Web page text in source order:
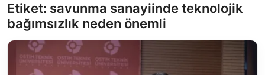
Siyasi Partiler
Yerel Yönetimler
Etiket: savunma sanayiinde teknolojik
bağımsızlık neden önemli